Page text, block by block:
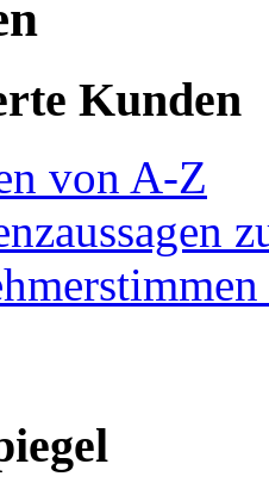
Kunden
von A-Z